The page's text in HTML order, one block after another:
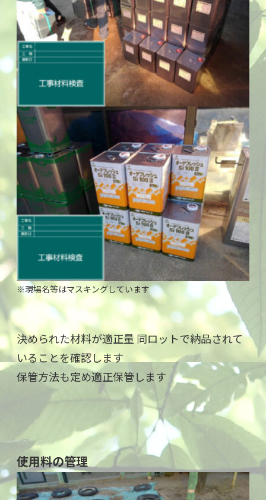
※現場名等はマスキングしています
決められた材料が適正量 同ロットで納品されて
いることを確認します
保管方法も定め適正保管します
使用料の管理